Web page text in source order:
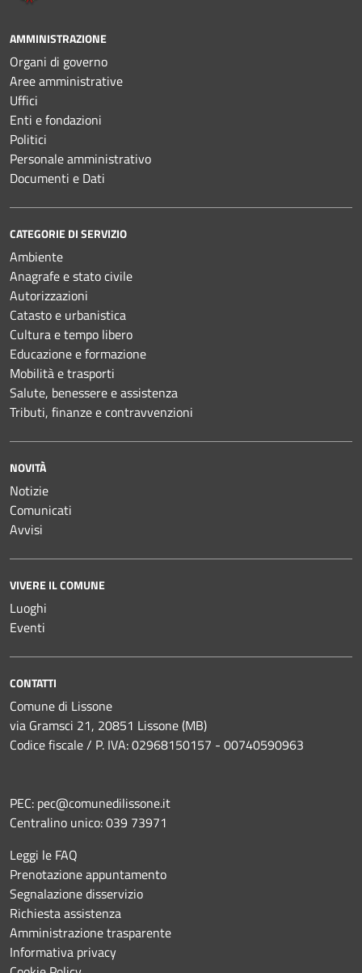
AMMINISTRAZIONE
Organi di governo
Aree amministrative
Uffici
Enti e fondazioni
Politici
Personale amministrativo
Documenti e Dati
CATEGORIE DI SERVIZIO
Ambiente
Anagrafe e stato civile
Autorizzazioni
Catasto e urbanistica
Cultura e tempo libero
Educazione e formazione
Mobilità e trasporti
Salute, benessere e assistenza
Tributi, finanze e contravvenzioni
NOVITÀ
Notizie
Comunicati
Avvisi
VIVERE IL COMUNE
Luoghi
Eventi
CONTATTI
Comune di Lissone
via Gramsci 21, 20851 Lissone (MB)
Codice fiscale / P. IVA: 02968150157 - 00740590963
PEC: pec@comunedilissone.it
Centralino unico:039 73971
Leggi le FAQ
Prenotazione appuntamento
Segnalazione disservizio
Richiesta assistenza
Amministrazione trasparente
Informativa privacy